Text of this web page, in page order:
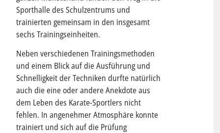
Sporthalle des Schulzentrums und
trainierten gemeinsam in den insgesamt
sechs Trainingseinheiten.
Neben verschiedenen Trainingsmethoden
und einem Blick auf die Ausführung und
Schnelligkeit der Techniken durfte natürlich
auch die eine oder andere Anekdote aus
dem Leben des Karate-Sportlers nicht
fehlen. In angenehmer Atmosphäre konnte
trainiert und sich auf die Prüfung